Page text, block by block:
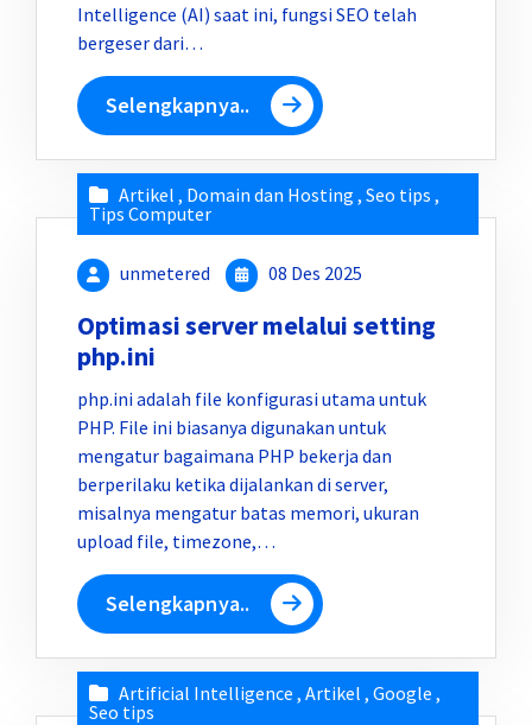
Intelligence (AI) saat ini, fungsi SEO telah
bergeser dari…
Selengkapnya..
Artikel , Domain dan Hosting , Seo tips ,
Tips Computer
unmetered 08 Des 2025
Optimasi server melalui setting
php.ini
php.ini adalah file konfigurasi utama untuk
PHP. File ini biasanya digunakan untuk
mengatur bagaimana PHP bekerja dan
berperilaku ketika dijalankan di server,
misalnya mengatur batas memori, ukuran
upload file, timezone,…
Selengkapnya..
Artificial Intelligence , Artikel , Google ,
Seo tips